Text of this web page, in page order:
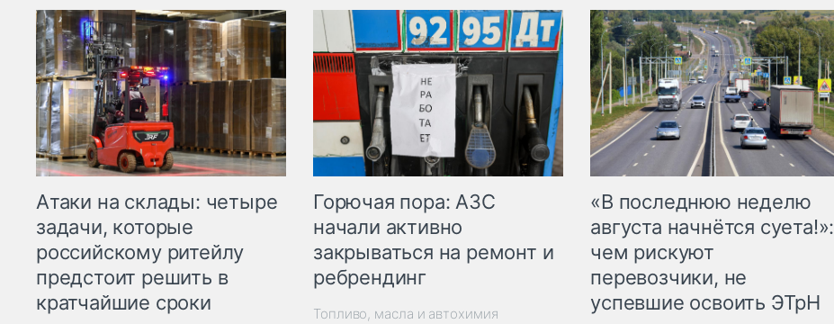
Атаки на склады: четыре
задачи, которые
российскому ритейлу
предстоит решить в
кратчайшие сроки
Горючая пора: АЗС
начали активно
закрываться на ремонт и
ребрендинг
Топливо, масла и автохимия
«В последнюю неделю
августа начнётся суета!»:
чем рискуют
перевозчики, не
успевшие освоить ЭТрН